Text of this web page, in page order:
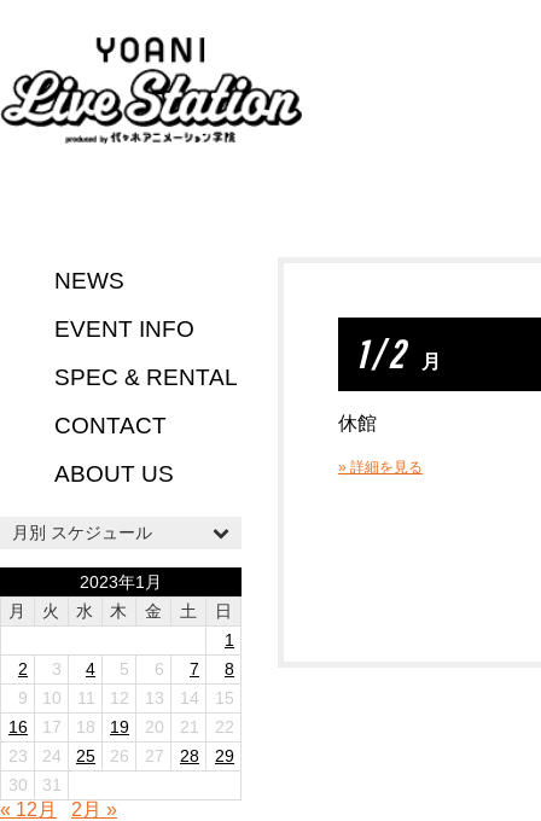
NEWS
EVENT INFO
SPEC & RENTAL
CONTACT
ABOUT US
月別 スケジュール
2023年1月
月
火 水 木 金 土
日
1
2
3 4 5 6 7
8
9
10 11 12 13 14
15
16
17 18 19 20 21
22
23
24 25 26 27 28
29
30
31
« 12月 2月 »
1 / 2 月
休館
» 詳細を見る